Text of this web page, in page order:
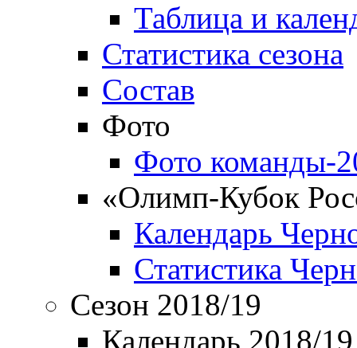
Таблица и
Статистика сезона
Состав
Фото
Фото команды-
«Олимп-Кубок
Календарь
Статистика
Сезон 2018/19
Календарь 2018/19